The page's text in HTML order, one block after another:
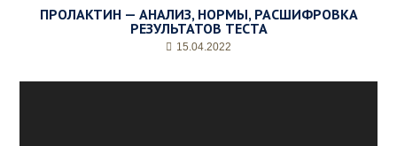
ПРОЛАКТИН — АНАЛИЗ, НОРМЫ, РАСШИФРОВКА
РЕЗУЛЬТАТОВ ТЕСТА
15.04.2022